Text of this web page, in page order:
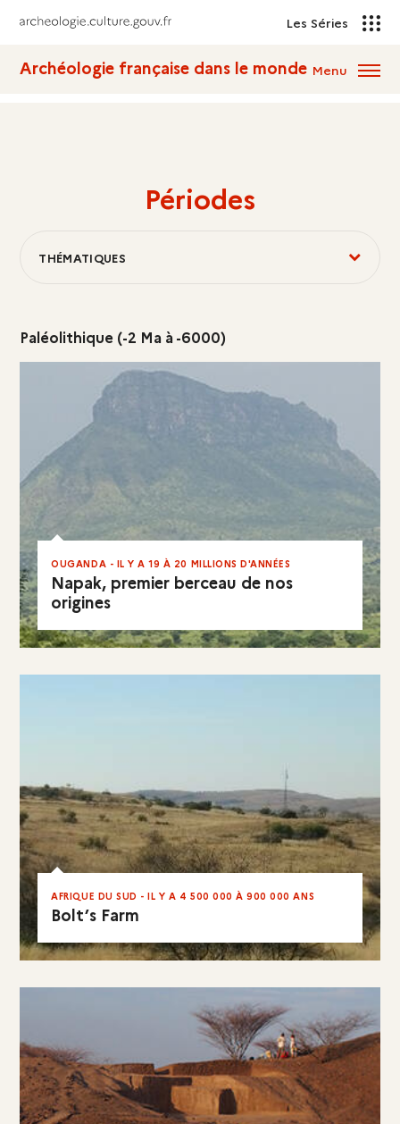
Les Séries
Archéologie française dans le monde Menu
Périodes
THÉMATIQUES
Paléolithique (-2 Ma à -6000)
Napak, premier berceau de nos
origines
OUGANDA - IL Y A 19 À 20 MILLIONS D'ANNÉES
EN RÉSUMÉ
Bolt’s Farm
AFRIQUE DU SUD - IL Y A 4 500 000 À 900 000 ANS
EN RÉSUMÉ